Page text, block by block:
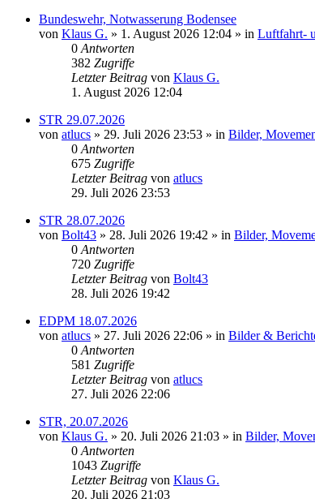
Bundeswehr, Notwasserung Bodensee
von Klaus G. » 1. August 2026 12:04 » in Luftfahrt-
0 Antworten
382 Zugriffe
Letzter Beitrag von Klaus G.
1. August 2026 12:04
STR 29.07.2026
von atlucs » 29. Juli 2026 23:53 » in Bilder,
0 Antworten
675 Zugriffe
Letzter Beitrag von atlucs
29. Juli 2026 23:53
STR 28.07.2026
von Bolt43 » 28. Juli 2026 19:42 » in Bilder,
0 Antworten
720 Zugriffe
Letzter Beitrag von Bolt43
28. Juli 2026 19:42
EDPM 18.07.2026
von atlucs » 27. Juli 2026 22:06 » in Bilder &
0 Antworten
581 Zugriffe
Letzter Beitrag von atlucs
27. Juli 2026 22:06
STR, 20.07.2026
von Klaus G. » 20. Juli 2026 21:03 » in Bilder,
0 Antworten
1043 Zugriffe
Letzter Beitrag von Klaus G.
20. Juli 2026 21:03